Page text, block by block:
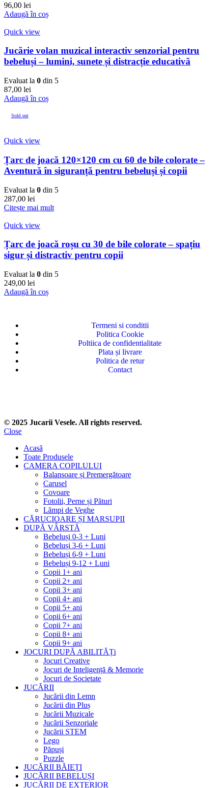
96,00 lei
Adaugă în coș
Quick view
Jucărie volan muzical interactiv senzorial pentru
bebeluși – lumini, sunete și distracție educativă
Evaluat la 0 din 5
87,00 lei
Adaugă în coș
Sold out
Quick view
Țarc de joacă 120×120 cm cu 60 de bile colorate –
Aventură în siguranță pentru bebeluși și copii
Evaluat la 0 din 5
287,00 lei
Citește mai mult
Quick view
Țarc de joacă roșu cu 30 de bile colorate – spațiu
sigur și distractiv pentru copii
Evaluat la 0 din 5
249,00 lei
Adaugă în coș
Termeni si conditii
Politica Cookie
Poltiica de confidentialitate
Plata și livrare
Politica de retur
Contact
© 2025 Jucarii Vesele. All rights reserved.
Close
Acasă
Toate Produsele
CAMERA COPILULUI
Balansoare și Premergătoare
Carusel
Covoare
Fotolii, Perne și Pături
Lămpi de Veghe
CĂRUCIOARE ȘI MARSUPII
DUPĂ VÂRSTĂ
Bebeluși 0-3 + Luni
Bebeluși 3-6 + Luni
Bebeluși 6-9 + Luni
Bebeluși 9-12 + Luni
Copii 1+ ani
Copii 2+ ani
Copii 3+ ani
Copii 4+ ani
Copii 5+ ani
Copii 6+ ani
Copii 7+ ani
Copii 8+ ani
Copii 9+ ani
JOCURI DUPĂ ABILITĂȚi
Jocuri Creative
Jocuri de Inteligență & Memorie
Jocuri de Societate
JUCĂRII
Jucării din Lemn
Jucării din Pluș
Jucării Muzicale
Jucării Senzoriale
Jucării STEM
Lego
Păpuși
Puzzle
JUCĂRII BĂIEȚI
JUCĂRII BEBELUȘI
JUCĂRII DE EXTERIOR